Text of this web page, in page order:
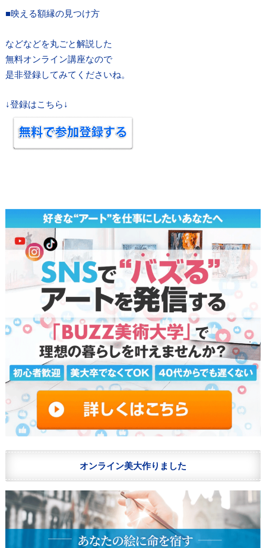
■映える額縁の見つけ方
などなどを丸ごと解説した
無料オンライン講座なので
是非登録してみてくださいね。
↓登録はこちら↓
オンライン美大作りました